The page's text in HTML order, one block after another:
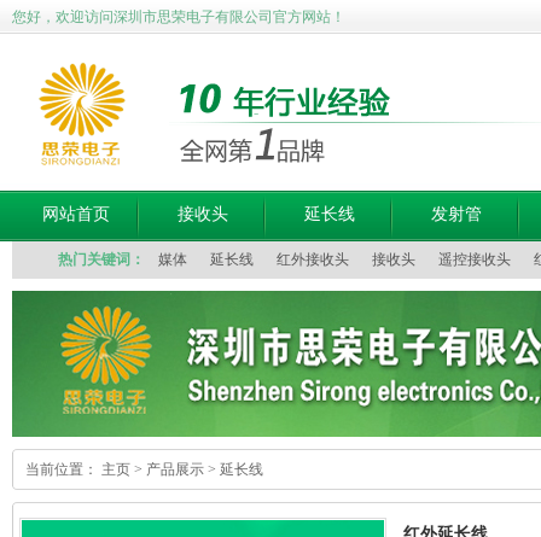
您好，欢迎访问深圳市思荣电子有限公司官方网站！
网站首页 接收头 延长线 发射管
热门关键词： 媒体 延长线 红外接收头 接收头 遥控接收头
当前位置： 主页 > 产品展示 > 延长线